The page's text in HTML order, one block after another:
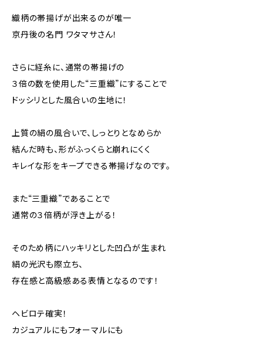
織柄の帯揚げが出来るのが唯一
京丹後の名門 ワタマサさん！
さらに経糸に、通常の帯揚げの
３倍の数を使用した“三重織”にすることで
ドッシリとした風合いの生地に！
上質の絹の風合いで、しっとりとなめらか
結んだ時も、形がふっくらと崩れにくく
キレイな形をキープできる帯揚げなのです。
また“三重織”であることで
通常の３倍柄が浮き上がる！
そのため柄にハッキリとした凹凸が生まれ
絹の光沢も際立ち、
存在感と高級感ある表情となるのです！
ヘビロテ確実！
カジュアルにもフォーマルにも